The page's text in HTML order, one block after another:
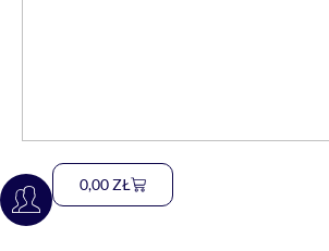
0,00ZŁ